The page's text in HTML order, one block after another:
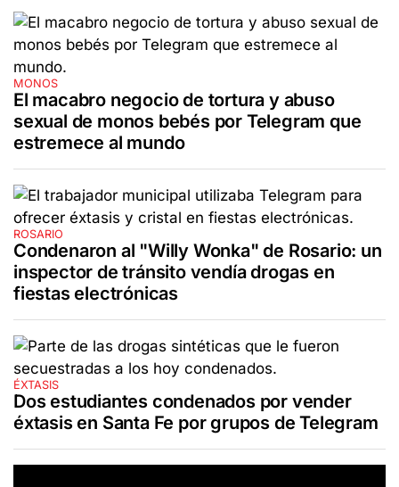
MONOS
El macabro negocio de tortura y abuso
sexual de monos bebés por Telegram que
estremece al mundo
ROSARIO
Condenaron al "Willy Wonka" de Rosario: un
inspector de tránsito vendía drogas en
fiestas electrónicas
ÉXTASIS
Dos estudiantes condenados por vender
éxtasis en Santa Fe por grupos de Telegram